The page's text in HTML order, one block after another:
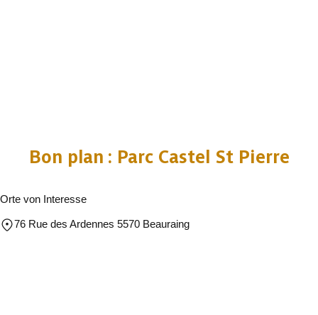
Bon plan : Parc Castel St Pierre
Orte von Interesse
76 Rue des Ardennes 5570 Beauraing